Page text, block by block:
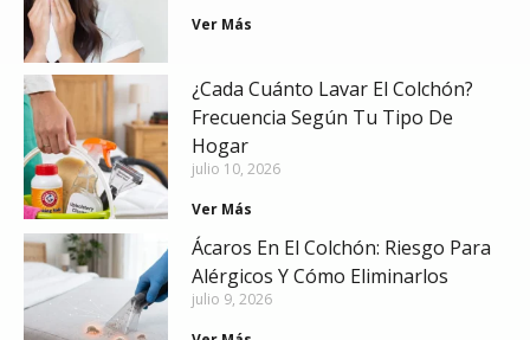
Ver Más
¿Cada Cuánto Lavar El Colchón?
Frecuencia Según Tu Tipo De
Hogar
julio 10, 2026
Ver Más
Ácaros En El Colchón: Riesgo Para
Alérgicos Y Cómo Eliminarlos
julio 9, 2026